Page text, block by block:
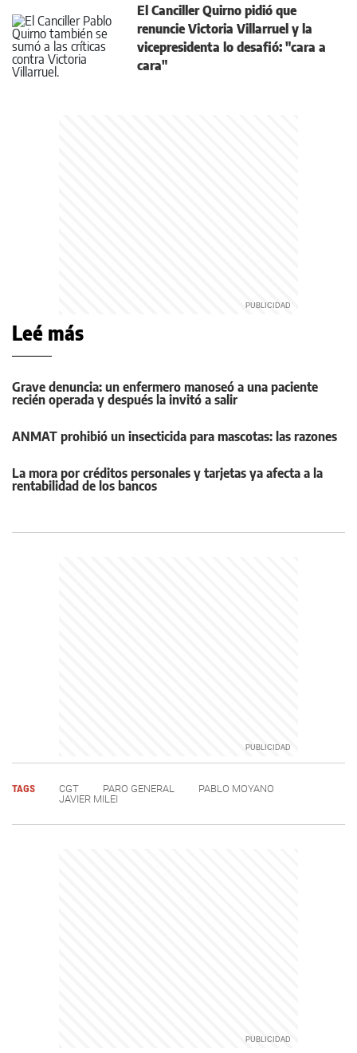
El Canciller Quirno pidió que
renuncie Victoria Villarruel y la
vicepresidenta lo desafió: "cara a
cara"
Leé más
Grave denuncia: un enfermero manoseó a una paciente
recién operada y después la invitó a salir
ANMAT prohibió un insecticida para mascotas: las razones
La mora por créditos personales y tarjetas ya afecta a la
rentabilidad de los bancos
TAGS CGT PARO GENERAL
PABLO MOYANO
JAVIER MILEI